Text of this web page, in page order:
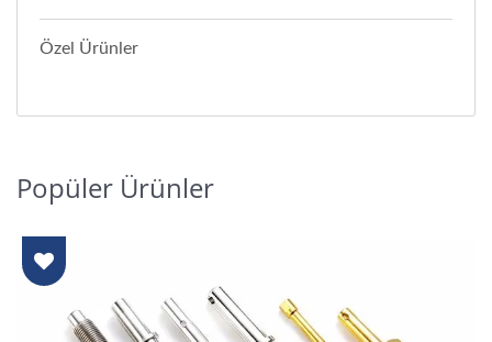
Özel Ürünler
Popüler Ürünler